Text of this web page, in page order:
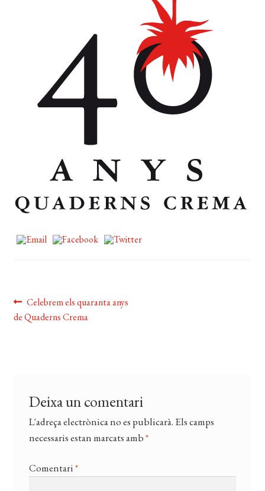
EL MEU COMPTE
CERCAR
WISHLIST
Navegació
d'entrades
Entrada
anterior:
Celebrem els quaranta anys
de Quaderns Crema
Deixa un comentari
L'adreça electrònica no es publicarà. Els camps
necessaris estan marcats amb*
Comentari*